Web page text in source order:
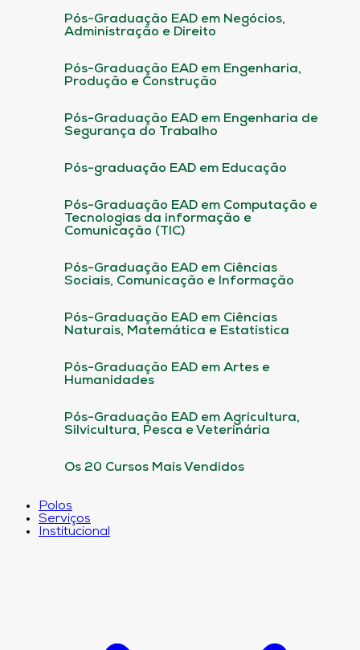
Pós-Graduação EAD em Negócios,
Administração e Direito
Pós-Graduação EAD em Engenharia,
Produção e Construção
Pós-Graduação EAD em Engenharia de
Segurança do Trabalho
Pós-graduação EAD em Educação
Pós-Graduação EAD em Computação e
Tecnologias da informação e
Comunicação (TIC)
Pós-Graduação EAD em Ciências
Sociais, Comunicação e Informação
Pós-Graduação EAD em Ciências
Naturais, Matemática e Estatística
Pós-Graduação EAD em Artes e
Humanidades
Pós-Graduação EAD em Agricultura,
Silvicultura, Pesca e Veterinária
Os 20 Cursos Mais Vendidos
Polos
Serviços
Institucional